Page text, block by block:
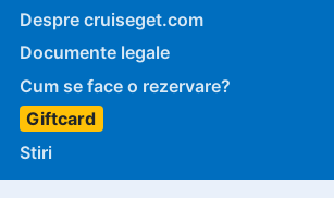
Despre cruiseget.com
Documente legale
Cum se face o rezervare?
Giftcard
Stiri